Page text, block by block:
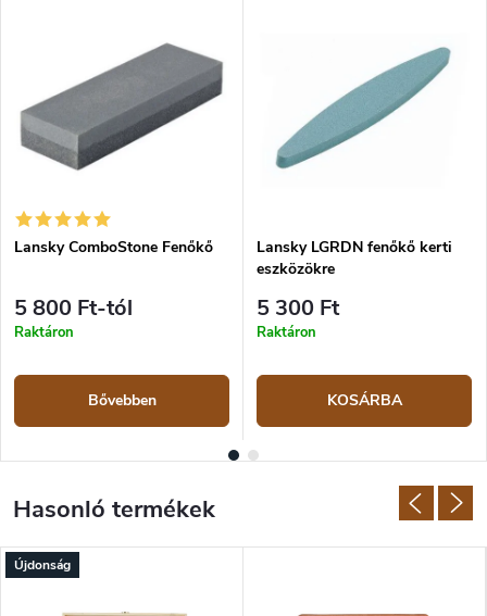
Lansky ComboStone Fenőkő
5 800 Ft-tól
Raktáron
Bővebben
Lansky LGRDN fenőkő kerti
eszközökre
5 300 Ft
Raktáron
KOSÁRBA
Újdonság